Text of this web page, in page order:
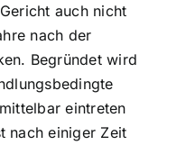
auch nicht
nach der
Begründet wird
eintreten
nach einiger Zeit